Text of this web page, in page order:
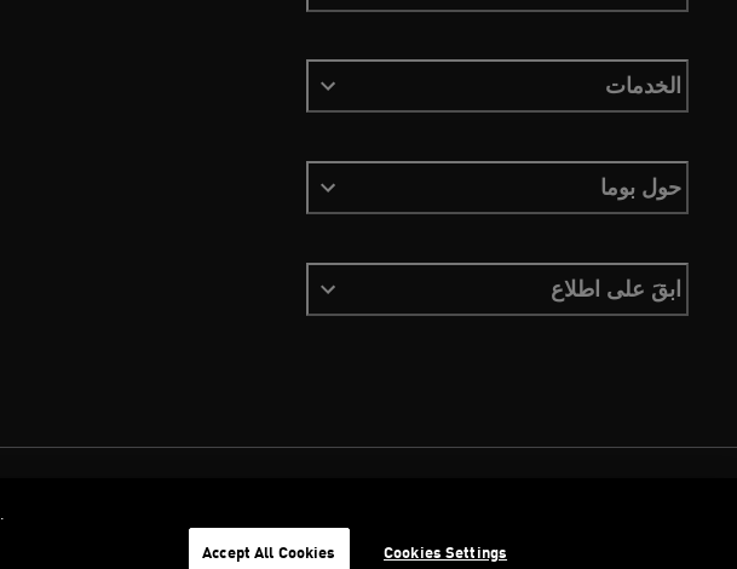
الخدمات
حول بوما
ابقَ على اطلاع
Cookies Settings
Accept All Cookies